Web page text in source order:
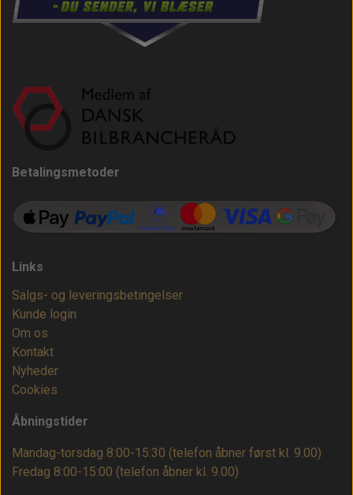
Betalingsmetoder
Links
Salgs- og leveringsbetingelser
Kunde login
Om os
Kontakt
Nyheder
Cookies
Åbningstider
Mandag-torsdag 8:00-15:30 (telefon åbner først kl. 9.00)
Fredag 8:00-15:00 (telefon åbner kl. 9.00)